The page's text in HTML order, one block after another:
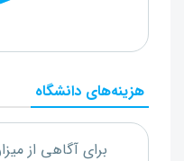
هزینه‌های دانشگاه
برای آگاهی از